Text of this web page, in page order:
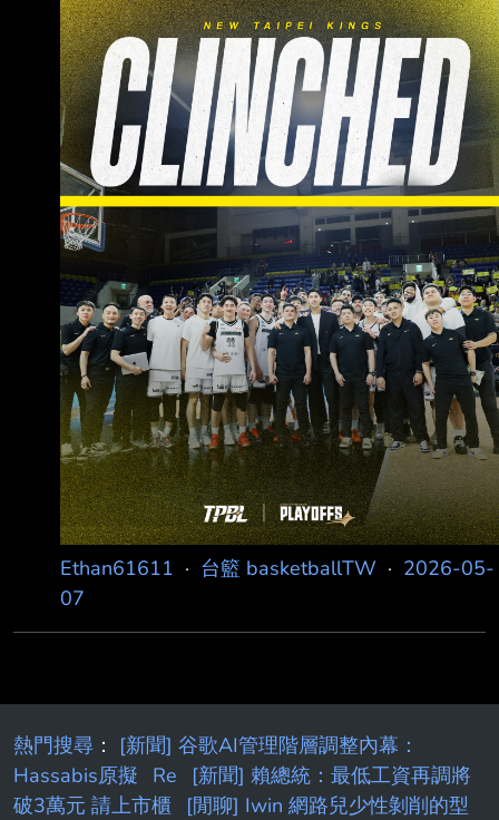
Ethan61611 · 台籃 basketballTW · 2026-05-
07
熱門搜尋 ： [新聞] 谷歌AI管理階層調整內幕：
Hassabis原擬
Re
[新聞] 賴總統：最低工資再調將
破3萬元 請上市櫃
[閒聊] Iwin 網路兒少性剝削的型